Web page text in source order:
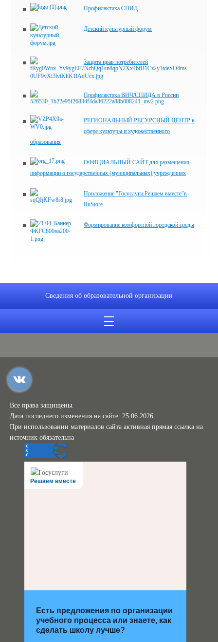
Профилактика СПИД
Детский культурный форум
Защита прав потребителей
Профилактика ВИЧ/СПИДА в России
РЕГИОНАЛЬНЫЙ РЕСУРСНЫЙ ЦЕНТР в
сфере культуры и художественного
образования
ОФИЦИАЛЬНЫЙ САЙТ для размещения
информации о государственных (муниципальных) учреждениях
Приложение "Госуслуги.Решаем вместе"в
RuStore
Формирование комфортной городской среды
Сведения об образовательной организации
Все права защищены.
Дата последнего изменения на сайте: 25.06.2026
При использовании материалов сайта активная прямая ссылка на
источник обязательна
Решаем вместе
Есть предложения по организации
учебного процесса или знаете, как
сделать школу лучше?